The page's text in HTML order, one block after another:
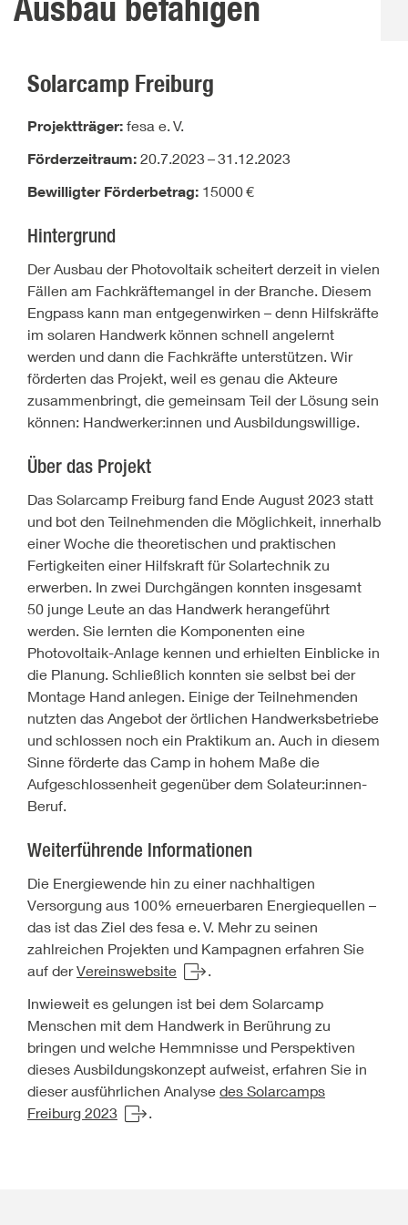
Ausbau befähigen
Solarcamp Freiburg
Projektträger: fesa e. V.
Förderzeitraum: 20.7.2023 –31.12.2023
Bewilligter Förderbetrag: 15000€
Hintergrund
Der Ausbau der Photovoltaik scheitert derzeit in vielen
Fällen am Fachkräftemangel in der Branche. Diesem
Engpass kann man entgegenwirken – denn Hilfskräfte
im solaren Handwerk können schnell angelernt
werden und dann die Fachkräfte unterstützen. Wir
förderten das Projekt, weil es genau die Akteure
zusammenbringt, die gemeinsam Teil der Lösung sein
können: Handwerker:innen und Ausbildungswillige.
Über das Projekt
Das Solarcamp Freiburg fand Ende August 2023 statt
und bot den Teilnehmenden die Möglichkeit, innerhalb
einer Woche die theoretischen und praktischen
Fertigkeiten einer Hilfskraft für Solartechnik zu
erwerben. In zwei Durchgängen konnten insgesamt
50 junge Leute an das Handwerk herangeführt
werden. Sie lernten die Komponenten eine
Photovoltaik-Anlage kennen und erhielten Einblicke in
die Planung. Schließlich konnten sie selbst bei der
Montage Hand anlegen. Einige der Teilnehmenden
nutzten das Angebot der örtlichen Handwerksbetriebe
und schlossen noch ein Praktikum an. Auch in diesem
Sinne förderte das Camp in hohem Maße die
Aufgeschlossenheit gegenüber dem Solateur:innen-
Beruf.
Weiterführende Informationen
Die Energiewende hin zu einer nachhaltigen
Versorgung aus 100% erneuerbaren Energiequellen –
das ist das Ziel des fesa e. V. Mehr zu seinen
zahlreichen Projekten und Kampagnen erfahren Sie
auf derVereinswebsite
.
Inwieweit es gelungen ist bei dem Solarcamp
Menschen mit dem Handwerk in Berührung zu
bringen und welche Hemmnisse und Perspektiven
dieses Ausbildungskonzept aufweist, erfahren Sie in
dieser ausführlichen Analyse des Solarcamps
Freiburg 2023
.